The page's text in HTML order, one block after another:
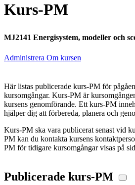
Kurs-PM
MJ2141 Energisystem, modeller och
Administrera Om kursen
Här listas publicerade kurs-PM för
kursomgångar. Kurs-PM är
kursens genomförande. Ett kurs-PM
hjälper dig att förbereda, planera och
Kurs-PM ska vara publicerat senast vid
PM kan du kontakta kursens
PM för tidigare kursomgångar visas på
Publicerade kurs-PM